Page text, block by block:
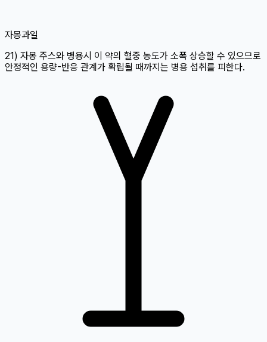
자몽과일
21) 자몽 주스와 병용시 이 약의 혈중 농도가 소폭 상승할 수 있으므로
안정적인 용량-반응 관계가 확립될 때까지는 병용 섭취를 피한다.